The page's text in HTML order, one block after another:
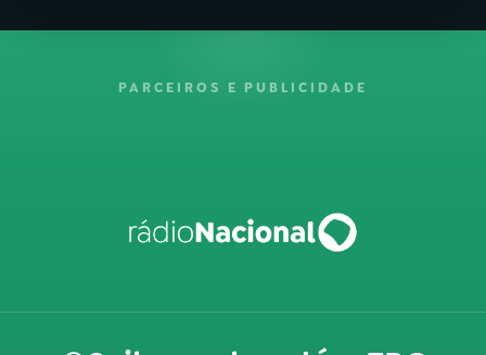
PARCEIROS E PUBLICIDADE